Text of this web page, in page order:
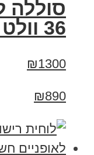
סוללה
36 וולט 10 אמפר
₪1300
₪890